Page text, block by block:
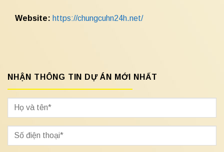
Website: https://chungcuhn24h.net/
NHẬN THÔNG TIN DỰ ÁN MỚI NHẤT